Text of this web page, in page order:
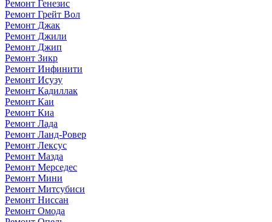
Ремонт Генезис
Ремонт Грейт Вол
Ремонт Джак
Ремонт Джили
Ремонт Джип
Ремонт Зикр
Ремонт Инфинити
Ремонт Исузу
Ремонт Кадиллак
Ремонт Каи
Ремонт Киа
Ремонт Лада
Ремонт Ланд-Ровер
Ремонт Лексус
Ремонт Мазда
Ремонт Мерседес
Ремонт Мини
Ремонт Митсубиси
Ремонт Ниссан
Ремонт Омода